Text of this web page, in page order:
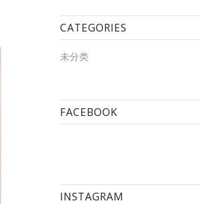
CATEGORIES
未分类
FACEBOOK
INSTAGRAM